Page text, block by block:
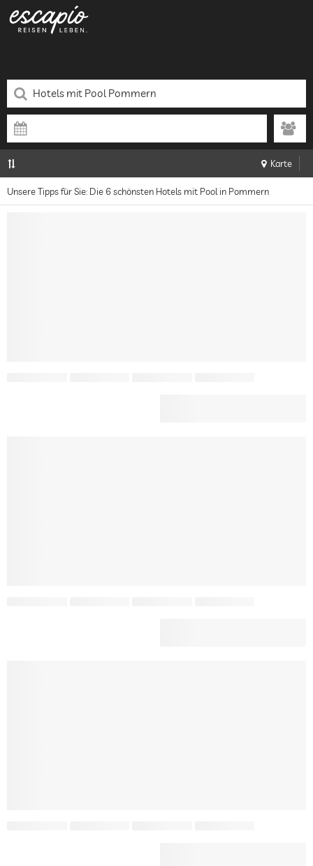
Karte
Unsere Tipps für Sie: Die 6 schönsten Hotels mit Pool in Pommern